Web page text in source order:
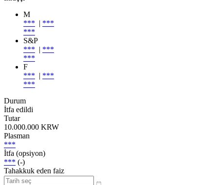
M
*** | ***
***
S&P
*** | ***
***
F
*** | ***
***
Durum
İtfa edildi
Tutar
10.000.000 KRW
Plasman
***
İtfa (opsiyon)
*** (-)
Tahakkuk eden faiz